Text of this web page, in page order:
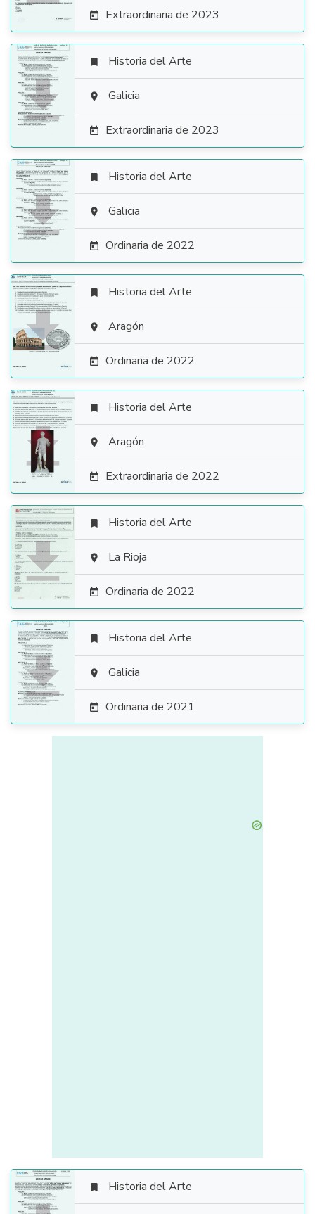
 Extraordinaria de 2023

 Historia del Arte
 Galicia
 Extraordinaria de 2023

 Historia del Arte
 Galicia
 Ordinaria de 2022

 Historia del Arte
 Aragón
 Ordinaria de 2022

 Historia del Arte
 Aragón
 Extraordinaria de 2022

 Historia del Arte
 La Rioja
 Ordinaria de 2022

 Historia del Arte
 Galicia
 Ordinaria de 2021
 Historia del Arte